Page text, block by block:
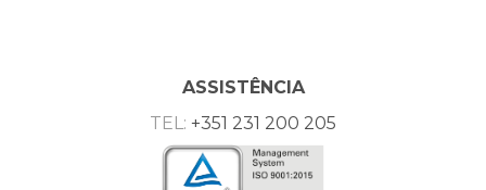
ASSISTÊNCIA
TEL: +351 231 200 205